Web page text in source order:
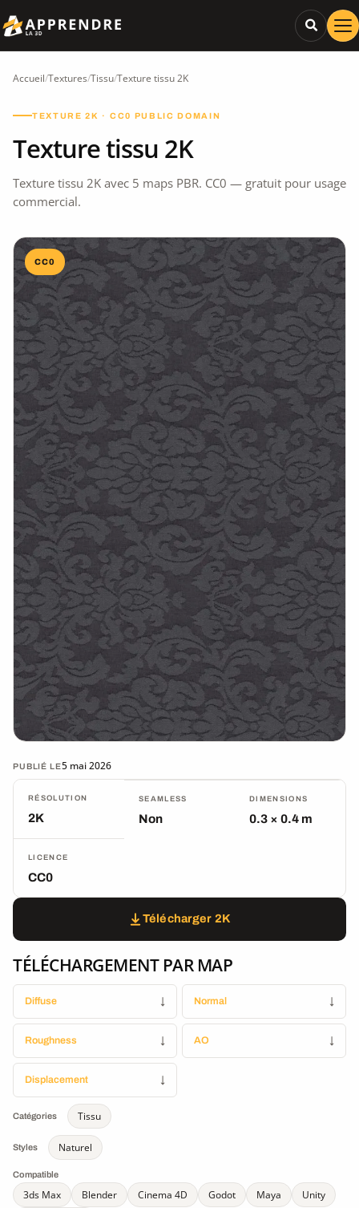
Accueil/Textures/Tissu/Texture tissu 2K
TEXTURE 2K · CC0 PUBLIC DOMAIN
Texture tissu 2K
Texture tissu 2K avec 5 maps PBR. CC0 — gratuit pour usage
commercial.
CC0
PUBLIÉ LE5 mai 2026
RÉSOLUTION
2K
SEAMLESS
Non
DIMENSIONS
0.3 × 0.4 m
LICENCE
CC0
Télécharger 2K
TÉLÉCHARGEMENT PAR MAP
Diffuse ↓ Normal ↓
Roughness ↓ AO ↓
Displacement ↓
Catégories Tissu
Styles Naturel
Compatible
3ds Max Blender Cinema 4D Godot Maya
Unity